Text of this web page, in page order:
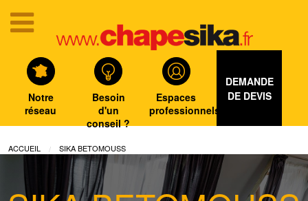
Notre
réseau
Besoin
d'un
conseil ?
Espaces
professionnels
DEMANDE
DE DEVIS
ACCUEIL SIKA BETOMOUSS